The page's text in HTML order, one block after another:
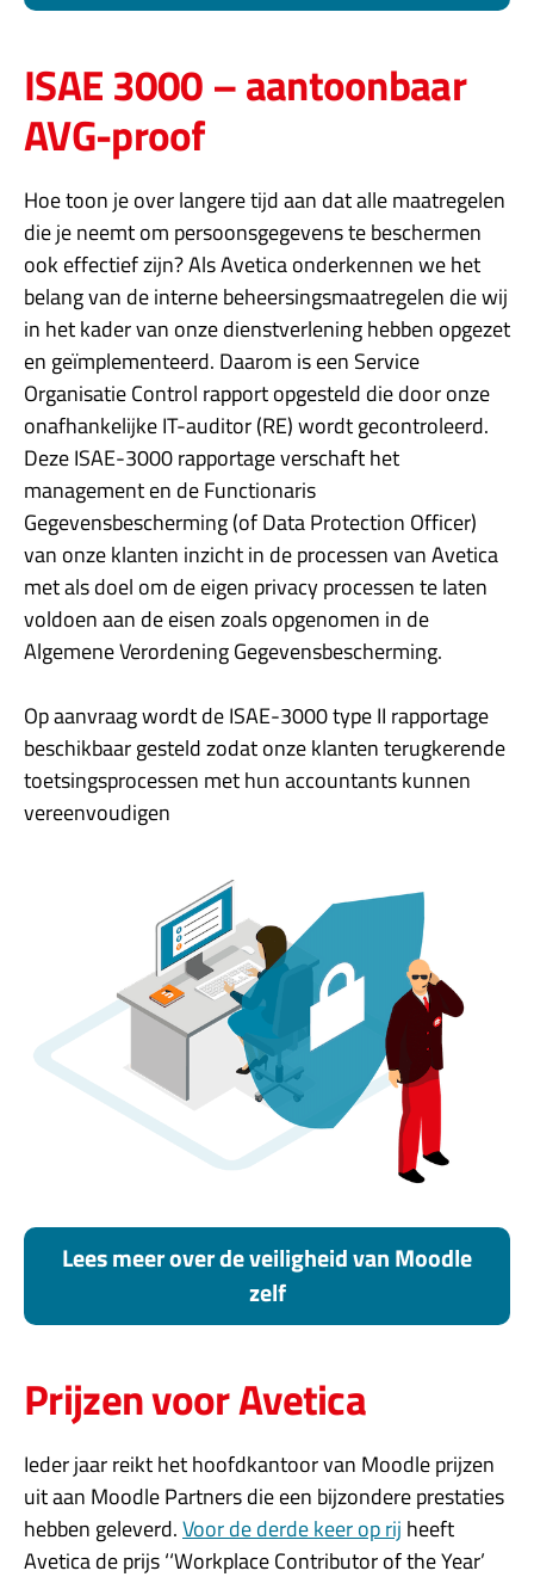
ISAE 3000​ – aantoonbaar
AVG-proof
Hoe toon je over langere tijd aan dat alle maatregelen
die je neemt om persoonsgegevens te beschermen
ook effectief zijn? Als Avetica onderkennen we het
belang van de interne beheersingsmaatregelen die wij
in het kader van onze dienstverlening hebben opgezet
en geïmplementeerd. Daarom is een Service
Organisatie Control rapport opgesteld die door onze
onafhankelijke IT-auditor (RE) wordt gecontroleerd.
Deze ISAE-3000 rapportage verschaft het
management en de Functionaris
Gegevensbescherming (of Data Protection Officer)
van onze klanten inzicht in de processen van Avetica
met als doel om de eigen privacy processen te laten
voldoen aan de eisen zoals opgenomen in de
Algemene Verordening Gegevensbescherming.
Op aanvraag wordt de ISAE-3000 type II rapportage
beschikbaar gesteld zodat onze klanten terugkerende
toetsingsprocessen met hun accountants kunnen
vereenvoudigen
Lees meer over de veiligheid van Moodle
zelf
Prijzen voor Avetica
Ieder jaar reikt het hoofdkantoor van Moodle prijzen
uit aan Moodle Partners die een bijzondere prestaties
hebben geleverd.Voor de derde keer op rij heeft
Avetica de prijs ‘‘Workplace Contributor of the Year’